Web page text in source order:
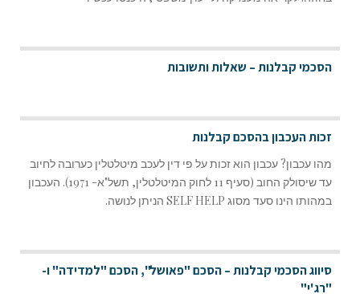
הסכמי קבלנות – שאלות ותשובות
זכות העכבון בהסכם קבלנות
מהו עכבון? עכבון הוא זכות על פי דין לעכב מיטלטלין כערובה לחיוב
עד שיסולק החוב (סעיף 11 לחוק המיטלטלין, תשל"א- 1971). העכבון
במהותו הינו סעד מסוג SELF HELP הניתן לנושה.
סיווג הסכמי קבלנות – הסכם "פאושל", הסכם "למדידה" ו-
"רג'י"